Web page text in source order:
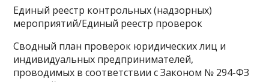
Единый реестр контрольных (надзорных)
мероприятий/Единый реестр проверок
Сводный план проверок юридических лиц и
индивидуальных предпринимателей,
проводимых в соответствии с Законом № 294-ФЗ